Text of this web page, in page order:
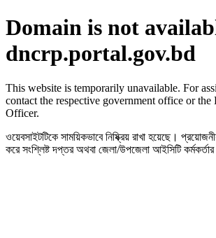
Domain is not
dncrp.portal.gov.bd
This website is temporarily unavailable. For
contact the respective government office or
Officer.
ওয়েবসাইটটিকে সাময়িকভাবে নিষ্ক্রিয় রাখা হয়েছে।
করে সংশ্লিষ্ট দপ্তর অথবা জেলা/উপজেলা আইসিটি